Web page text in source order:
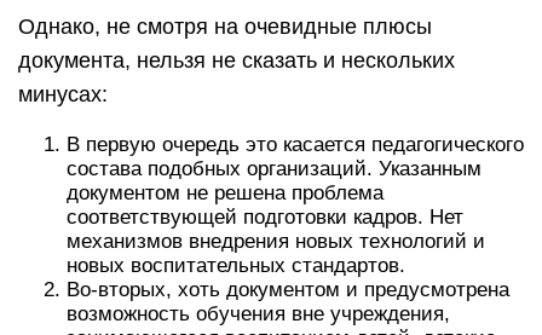
Однако, не смотря на очевидные плюсы
документа, нельзя не сказать и нескольких
минусах:
В первую очередь это касается педагогического
состава подобных организаций. Указанным
документом не решена проблема
соответствующей подготовки кадров. Нет
механизмов внедрения новых технологий и
новых воспитательных стандартов.
Во-вторых, хоть документом и предусмотрена
возможность обучения вне учреждения,